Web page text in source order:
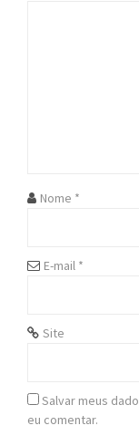
i
n
Nome *
E-mail *
Site
Salvar meus
eu comentar.